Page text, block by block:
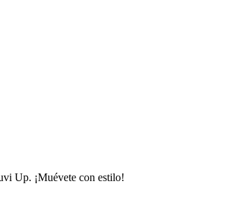
Up. ¡Muévete con estilo!